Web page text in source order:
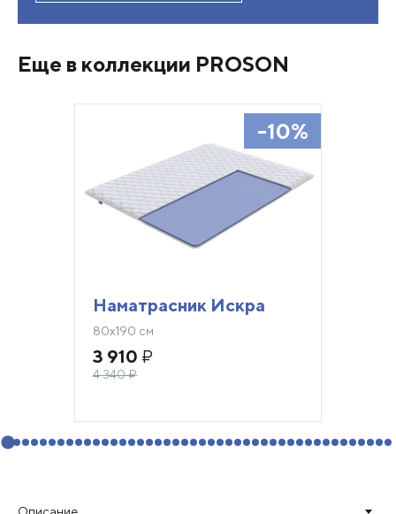
Еще в коллекции PROSON
-10%
Наматрасник Искра
80х190 см
3 910 ₽
4 340₽